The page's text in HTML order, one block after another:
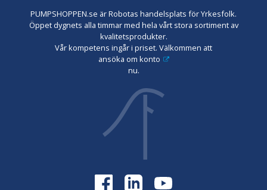
PUMPSHOPPEN.se är Robotas handelsplats för Yrkesfolk.
Öppet dygnets alla timmar med hela vårt stora sortiment av
kvalitetsprodukter.
Vår kompetens ingår i priset. Välkommen att
ansöka om konto
nu.